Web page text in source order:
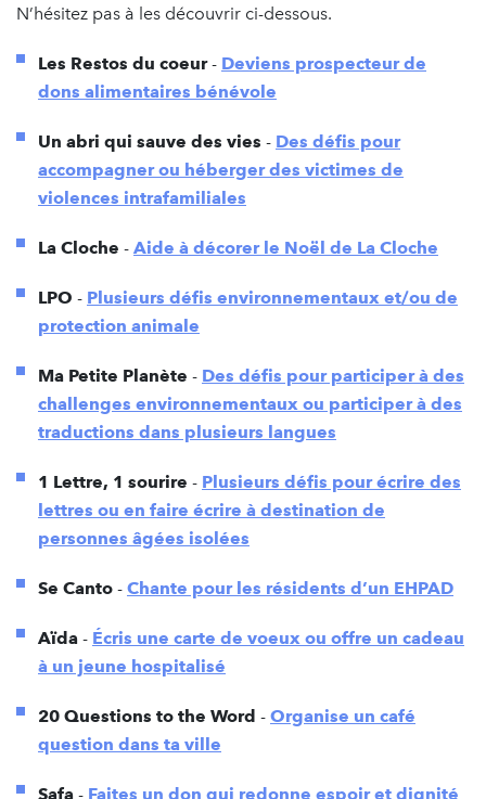
N’hésitez pas à les découvrir ci-dessous.
Les Restos du coeur- Deviens prospecteur de
dons alimentaires bénévole
Un abri qui sauve des vies - Des défis pour
accompagner ou héberger des victimes de
violences intrafamiliales
La Cloche - Aide à décorer le Noël de La Cloche
LPO - Plusieurs défis environnementaux et/ou de
protection animale
Ma Petite Planète - Des défis pour participer à des
challenges environnementaux ou participer à des
traductions dans plusieurs langues
1 Lettre, 1 sourire - Plusieurs défis pour écrire des
lettres ou en faire écrire à destination de
personnes âgées isolées
Se Canto - Chante pour les résidents d’un EHPAD
Aïda - Écris une carte de voeux ou offre un cadeau
à un jeune hospitalisé
20 Questions to the Word - Organise un café
question dans ta ville
Safa - Faites un don qui redonne espoir et dignité